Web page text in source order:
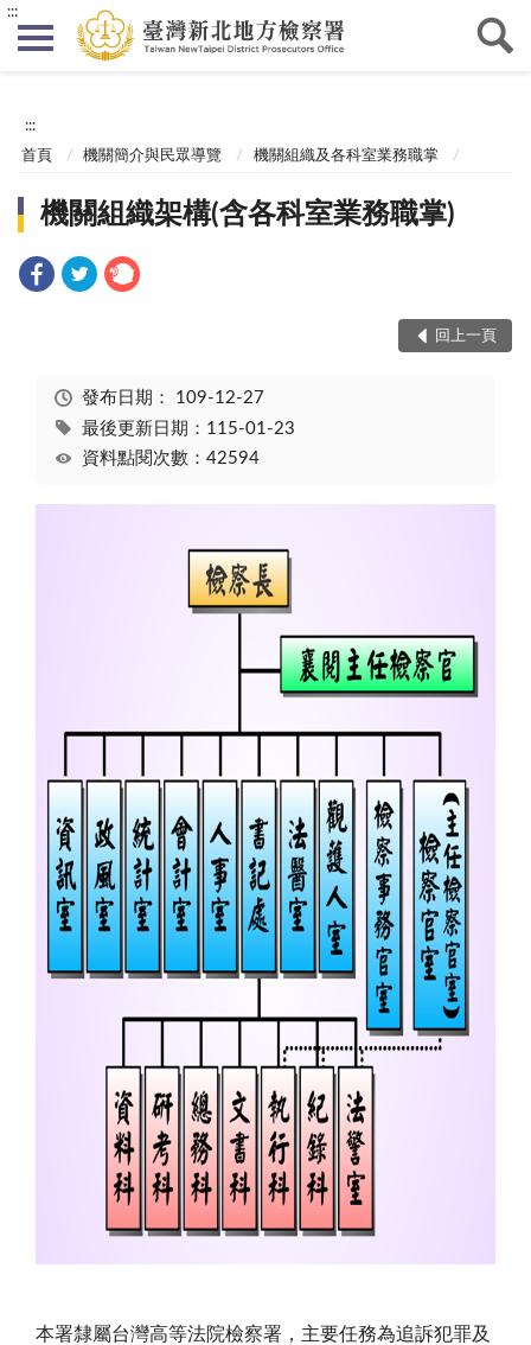
:::
:::
首頁 機關簡介與民眾導覽 機關組織及各科室業務職掌
機關組織架構(含各科室業務職掌)
回上一頁
發布日期： 109-12-27
最後更新日期：115-01-23
資料點閱次數：42594
本署隸屬台灣高等法院檢察署，主要任務為追訴犯罪及